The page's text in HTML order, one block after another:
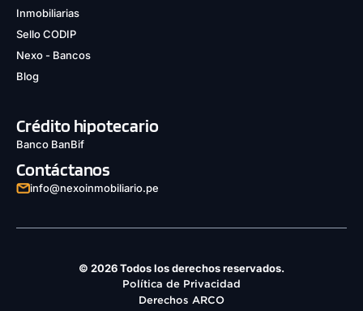
Inmobiliarias
Sello CODIP
Nexo - Bancos
Blog
Crédito hipotecario
Banco BanBif
Contáctanos
info@nexoinmobiliario.pe
© 2026 Todos los derechos reservados.
Política de Privacidad
Derechos ARCO